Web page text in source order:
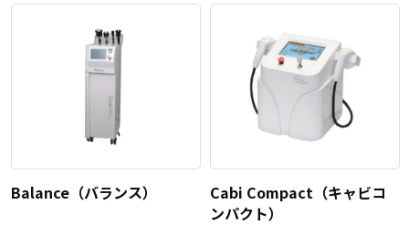
Balance（バランス）
Cabi Compact（キャビコ
ンパクト）